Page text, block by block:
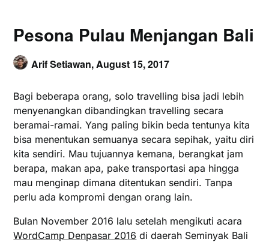
Pesona Pulau Menjangan Bali
Arif Setiawan,August 15, 2017
Bagi beberapa orang, solo travelling bisa jadi lebih
menyenangkan dibandingkan travelling secara
beramai-ramai. Yang paling bikin beda tentunya kita
bisa menentukan semuanya secara sepihak, yaitu diri
kita sendiri. Mau tujuannya kemana, berangkat jam
berapa, makan apa, pake transportasi apa hingga
mau menginap dimana ditentukan sendiri. Tanpa
perlu ada kompromi dengan orang lain.
Bulan November 2016 lalu setelah mengikuti acara
WordCamp Denpasar 2016 di daerah Seminyak Bali